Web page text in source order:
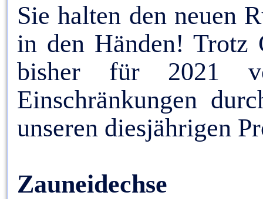
Sie halten den neuen
in den Händen! Trotz
bisher für 2021
Einschränkungen
unseren diesjährigen
Zauneidechse